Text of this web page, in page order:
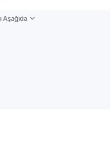
Aşağıda